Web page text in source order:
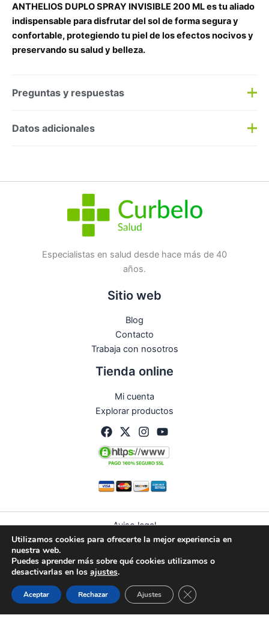
ANTHELIOS DUPLO SPRAY INVISIBLE 200 ML es tu aliado
indispensable para disfrutar del sol de forma segura y
confortable, protegiendo tu piel de los efectos nocivos y
preservando su salud y belleza.
Preguntas y respuestas
Preguntas y respuestas
No hay preguntas todavía
Datos adicionales
Especialistas en salud desde hace más de 40
años.
Sitio web
Blog
Contacto
Trabaja con nosotros
Tienda online
Mi cuenta
Explorar productos
Aviso legal
Política de privacidad
Política de devoluciones y reembolsos
Política de cookies (UE)
© 2026 Curbelo | Todos los derechos reservados
Utilizamos cookies para ofrecerte la mejor experiencia en
nuestra web.
Puedes aprender más sobre qué cookies utilizamos o
desactivarlas en los ajustes.
Aceptar Rechazar Ajustes Cerrar el banner de
Guardias Citas WhatsApp